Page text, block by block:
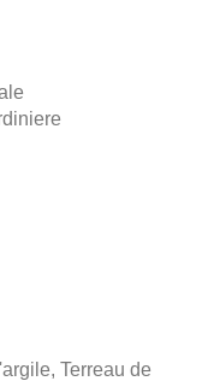
Terreau de